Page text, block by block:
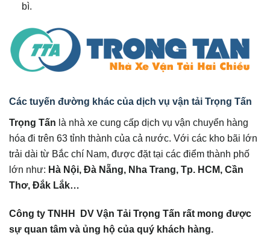
bì.
Các tuyến đường khác của dịch vụ vận tải Trọng Tấn
Trọng Tấn là nhà xe cung cấp dịch vụ vận chuyển hàng
hóa đi trên 63 tỉnh thành của cả nước. Với các kho bãi lớn
trải dài từ Bắc chí Nam, được đặt tại các điểm thành phố
lớn như: Hà Nội, Đà Nẵng, Nha Trang, Tp. HCM, Cần
Thơ, Đắk Lắk…
Công ty TNHH DV Vận Tải Trọng Tấn rất mong được
sự quan tâm và ủng hộ của quý khách hàng.